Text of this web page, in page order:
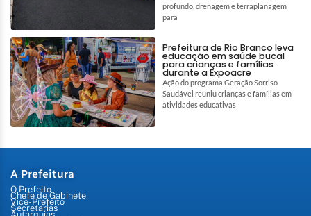
profundo, drenagem e terraplanagem
para
Prefeitura de Rio Branco leva
educação em saúde bucal
para crianças e famílias
durante a Expoacre
Ação do programa Geração Sorriso
Saudável reuniu crianças e famílias em
atividades educativas
A Prefeitura
O Prefeito
Chefe de Gabinete
Vice-Prefeito
Secretarias